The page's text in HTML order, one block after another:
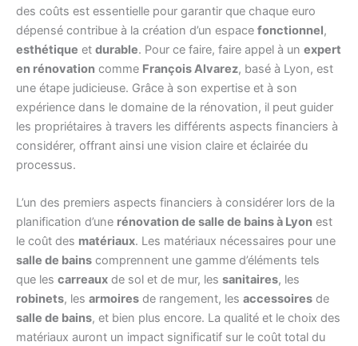
des coûts est essentielle pour garantir que chaque euro
dépensé contribue à la création d’un espace fonctionnel,
esthétique et durable. Pour ce faire, faire appel à un expert
en rénovation comme François Alvarez, basé à Lyon, est
une étape judicieuse. Grâce à son expertise et à son
expérience dans le domaine de la rénovation, il peut guider
les propriétaires à travers les différents aspects financiers à
considérer, offrant ainsi une vision claire et éclairée du
processus.
L’un des premiers aspects financiers à considérer lors de la
planification d’une rénovation de salle de bains à Lyon est
le coût des matériaux. Les matériaux nécessaires pour une
salle de bains comprennent une gamme d’éléments tels
que les carreaux de sol et de mur, les sanitaires, les
robinets, les armoires de rangement, les accessoires de
salle de bains, et bien plus encore. La qualité et le choix des
matériaux auront un impact significatif sur le coût total du